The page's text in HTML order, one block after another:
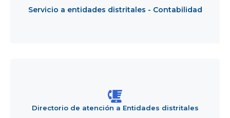
Servicio a entidades distritales - Contabilidad
EntidadesDirectorio de atención a Entidades distritales